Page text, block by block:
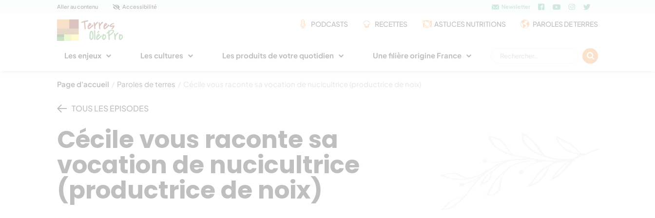
Panneau de gestion des cookies
Aller au contenu Accessibilité Newsletter
PODCASTS RECETTES ASTUCES NUTRITIONS PAROLES DE TERRES
Les enjeux Les cultures Les produits de votre quotidien Une filière origine France
Page d'accueil / Paroles de terres / Cécile vous raconte sa vocation de nucicultrice (productrice de noix)
TOUS LES ÉPISODES
Cécile vous raconte sa
vocation de nucicultrice
(productrice de noix)